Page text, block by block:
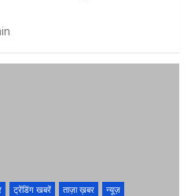
ट्रेंडिंग खबरें ताज़ा ख़बर
न्यूज़